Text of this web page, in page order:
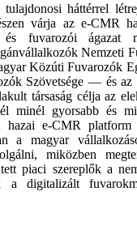
háttérrel
várja az e-CMR
fuvarozói ágazat
Nemzeti
Közúti Fuvarozók
Szövetsége — és
társaság célja az
minél gyorsabb és
hazai e-CMR
a magyar
miközben
piaci szereplők a
a digitalizált